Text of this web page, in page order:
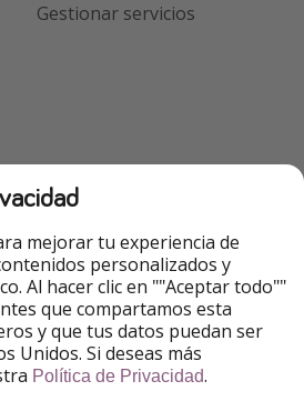
Gestionar servicios
mejorar tu experiencia de
personalizados y
Al hacer clic en ""Aceptar todo""
que compartamos esta
y que tus datos puedan ser
Unidos. Si deseas más
Política de Privacidad.